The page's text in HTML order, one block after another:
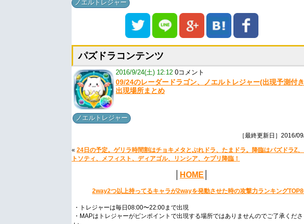
ノエルトレジャー
パズドラコンテンツ
2016/9/24(土) 12:12 0コメント
09/24のレーダードラゴン、ノエルトレジャー(出現予測付
出現場所まとめ
ノエルトレジャー
［最終更新日］2016/
« 24日の予定。ゲリラ時間割はチョキメタとぷれドラ、たまドラ。降臨はパズドラZ
トソティ、メフィスト、ディアゴル、リンシア、ケプリ降臨！
HOME
2way2つ以上持ってるキャラが2wayを発動させた時の攻撃力ランキング
・トレジャーは毎日08:00〜22:00まで出現
・MAPはトレジャーがピンポイントで出現する場所ではありませんのでご了承くださ